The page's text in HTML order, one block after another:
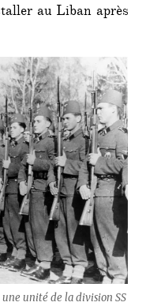
au Liban après
unité de la division SS